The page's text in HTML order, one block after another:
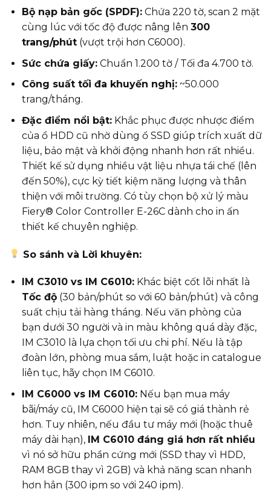
Bộ nạp bản gốc (SPDF):Chứa 220 tờ, scan 2 mặt
cùng lúc với tốc độ được nâng lên 300
trang/phút(vượt trội hơn C6000).
Sức chứa giấy:Chuẩn 1.200 tờ / Tối đa 4.700 tờ.
Công suất tối đa khuyến nghị:~50.000
trang/tháng.
Đặc điểm nổi bật:Khắc phục được nhược điểm
của ổ HDD cũ nhờ dùng ổ SSD giúp trích xuất dữ
liệu, bảo mật và khởi động nhanh hơn rất nhiều.
Thiết kế sử dụng nhiều vật liệu nhựa tái chế (lên
đến 50%), cực kỳ tiết kiệm năng lượng và thân
thiện với môi trường. Có tùy chọn bộ xử lý màu
Fiery® Color Controller E-26C dành cho in ấn
thiết kế chuyên nghiệp.
So sánh và Lời khuyên:
IM C3010 vs IM C6010:Khác biệt cốt lõi nhất là
Tốc độ(30 bản/phút so với 60 bản/phút) và công
suất chịu tải hàng tháng. Nếu văn phòng của
bạn dưới 30 người và in màu không quá dày đặc,
IM C3010 là lựa chọn tối ưu chi phí. Nếu là tập
đoàn lớn, phòng mua sắm, luật hoặc in catalogue
liên tục, hãy chọn IM C6010.
IM C6000 vs IM C6010:Nếu bạn mua máy
bãi/máy cũ, IM C6000 hiện tại sẽ có giá thành rẻ
hơn. Tuy nhiên, nếu đầu tư máy mới (hoặc thuê
máy dài hạn), IM C6010 đáng giá hơn rất nhiều
vì nó sở hữu phần cứng mới (SSD thay vì HDD,
RAM 8GB thay vì 2GB) và khả năng scan nhanh
hơn hẳn (300 ipm so với 240 ipm).